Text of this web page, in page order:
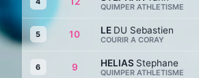
QUIMPER ATHLETISME
5 10 LE DU Sebastien
COURIR A CORAY
6 9 HELIAS Stephane
QUIMPER ATHLETISME